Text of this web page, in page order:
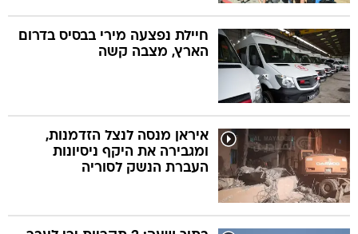
חיילת נפצעה מירי בבסיס בדרום
הארץ, מצבה קשה
איראן מנסה לנצל הזדמנות,
ומגבירה את היקף ניסיונות
העברת הנשק לסוריה